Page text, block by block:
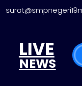
LIVE
NEWS